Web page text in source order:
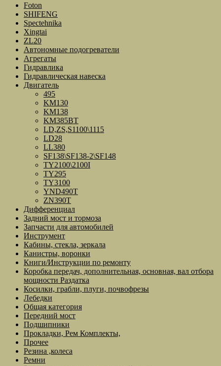
Foton
SHIFENG
Spectehnika
Xingtai
ZL20
Автономные подогреватели
Агрегаты
Гидравлика
Гидравлическая навеска
Двигатель
495
KM130
KM138
KM385BT
LD,ZS,S1100\1115
LD28
LL380
SF138\SF138-2\SF148
TY2100\2100I
TY295
TY3100
YND490T
ZN390T
Дифференциал
Задний мост и тормоза
Запчасти для автомобилей
Инструмент
Кабины, стекла, зеркала
Канистры, воронки
Книги/Инструкции по ремонту
Коробка передач, дополнительная, основная, вал отбора
мощности Раздатка
Косилки, грабли, плуги, почвофрезы
Лебедки
Общая категория
Передний мост
Подшипники
Прокладки, Рем Комплекты,
Прочее
Резина ,колеса
Ремни